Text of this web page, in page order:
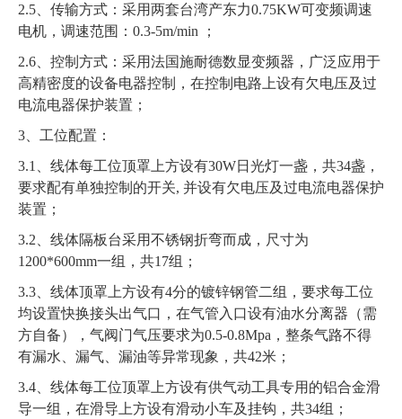
2.5、传输方式：采用两套台湾产东力0.75KW可变频调速
电机，调速范围：0.3-5m/min ；
2.6、控制方式：采用法国施耐德数显变频器，广泛应用于
高精密度的设备电器控制，在控制电路上设有欠电压及过
电流电器保护装置；
3、工位配置：
3.1、线体每工位顶罩上方设有30W日光灯一盏，共34盏，
要求配有单独控制的开关, 并设有欠电压及过电流电器保护
装置；
3.2、线体隔板台采用不锈钢折弯而成，尺寸为
1200*600mm一组，共17组；
3.3、线体顶罩上方设有4分的镀锌钢管二组，要求每工位
均设置快换接头出气口，在气管入口设有油水分离器（需
方自备），气阀门气压要求为0.5-0.8Mpa，整条气路不得
有漏水、漏气、漏油等异常现象，共42米；
3.4、线体每工位顶罩上方设有供气动工具专用的铝合金滑
导一组，在滑导上方设有滑动小车及挂钩，共34组；